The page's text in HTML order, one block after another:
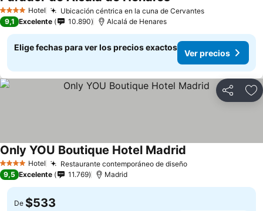
4 EstrellasHotel Ubicación céntrica en la cuna de Cervantes
9,1 Excelente 10.890 Alcalá de Henares
Elige fechas para ver los precios exactos
Ver precios
Compartir
4 EstrellasHotel Restaurante contemporáneo de diseño
Only YOU Boutique Hotel Madrid
9,5 Excelente 11.769 Madrid
De $533